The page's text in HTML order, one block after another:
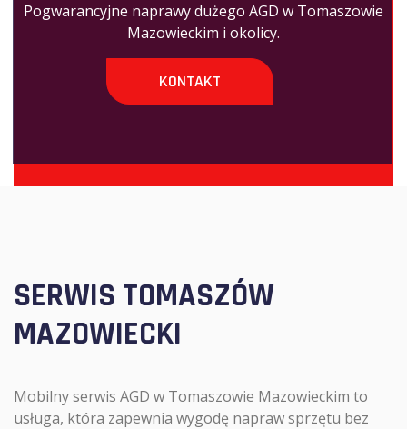
Pogwarancyjne naprawy dużego AGD w Tomaszowie
Mazowieckim i okolicy.
KONTAKT
SERWIS TOMASZÓW
MAZOWIECKI
Mobilny serwis AGD w Tomaszowie Mazowieckim to
usługa, która zapewnia wygodę napraw sprzętu bez